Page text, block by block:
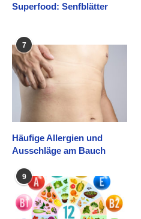
Superfood: Senfblätter
7
Häufige Allergien und
Ausschläge am Bauch
9